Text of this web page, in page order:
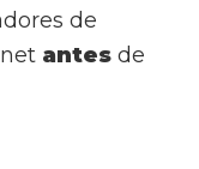
de
antes de